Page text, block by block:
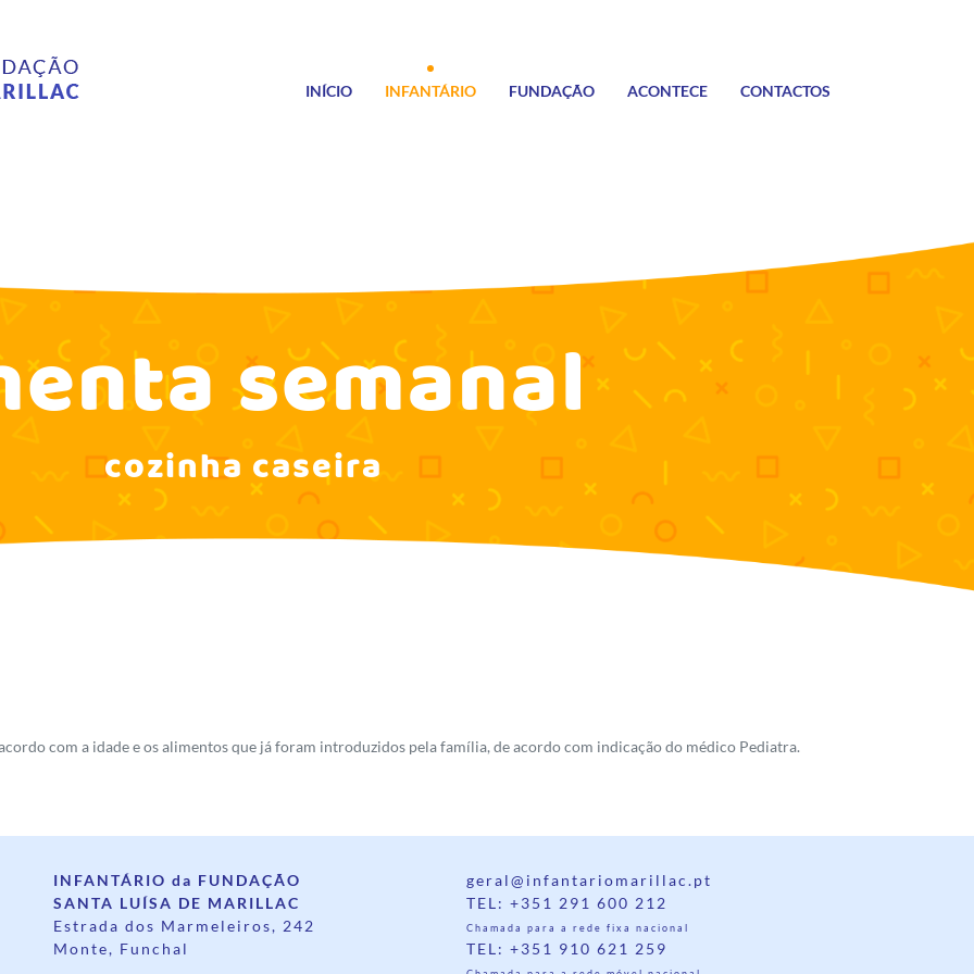
INÍCIO INFANTÁRIO FUNDAÇÃO ACONTECE CONTACTOS
semanal
cozinha caseira
com a idade e os alimentos que já foram introduzidos pela família, de acordo com indicação do médico Pediatra.
INFANTÁRIO da FUNDAÇÃO
SANTA LUÍSA DE MARILLAC
Estrada dos Marmeleiros, 242
Monte, Funchal
geral@infantariomarillac.pt
TEL: +351 291 600 212
Chamada para a rede fixa nacional
TEL: +351 910 621 259